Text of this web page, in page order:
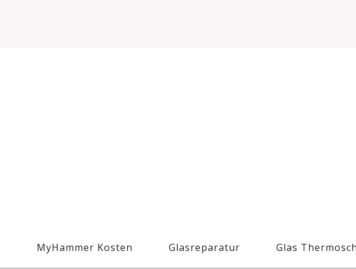
MyHammer Kosten Glasreparatur Glas